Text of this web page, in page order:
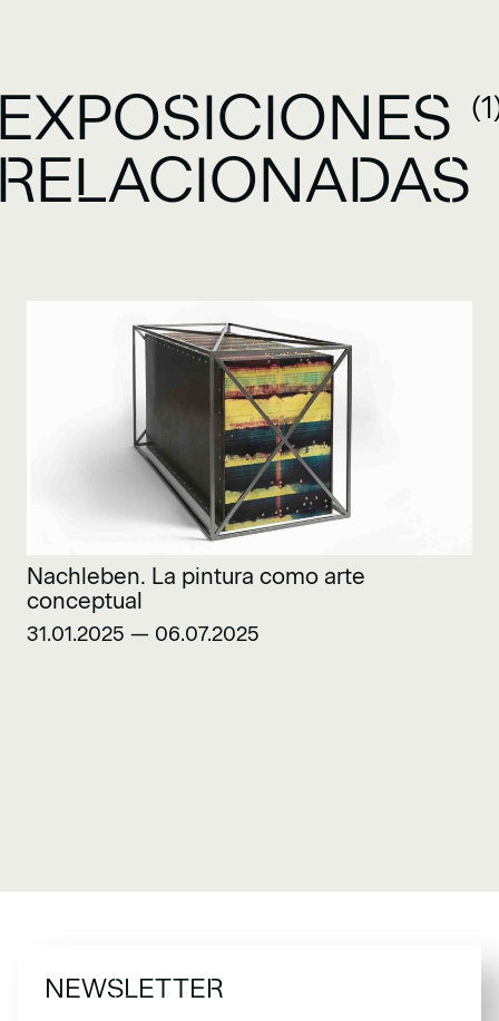
Nachleben. La pintura como arte
conceptual
31.01.2025 — 06.07.2025
NEWSLETTER